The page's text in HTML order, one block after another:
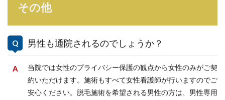
その他
男性も通院されるのでしょうか？
当院では女性のプライバシー保護の観点から女性のみがご契
約いただけます。施術もすべて女性看護師が行いますのでご
安心ください。脱毛施術を希望される男性の方は、男性専用